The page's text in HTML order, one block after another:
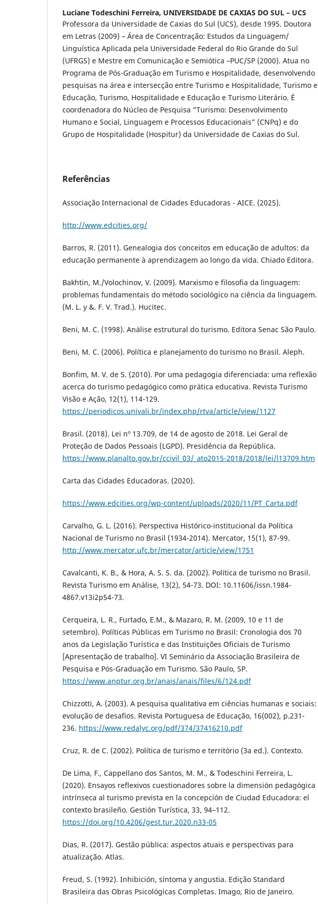
Luciane Todeschini Ferreira, UNIVERSIDADE DE CAXIAS DO SUL – UCS
Professora da Universidade de Caxias do Sul (UCS), desde 1995. Doutora
em Letras (2009) – Área de Concentração: Estudos da Linguagem/
Linguística Aplicada pela Universidade Federal do Rio Grande do Sul
(UFRGS) e Mestre em Comunicação e Semiótica –PUC/SP (2000). Atua no
Programa de Pós-Graduação em Turismo e Hospitalidade, desenvolvendo
pesquisas na área e intersecção entre Turismo e Hospitalidade, Turismo e
Educação, Turismo, Hospitalidade e Educação e Turismo Literário. É
coordenadora do Núcleo de Pesquisa “Turismo: Desenvolvimento
Humano e Social, Linguagem e Processos Educacionais” (CNPq) e do
Grupo de Hospitalidade (Hospitur) da Universidade de Caxias do Sul.
Referências
Associação Internacional de Cidades Educadoras - AICE. (2025).
http://www.edcities.org/
Barros, R. (2011). Genealogia dos conceitos em educação de adultos: da
educação permanente à aprendizagem ao longo da vida. Chiado Editora.
Bakhtin, M./Volochinov, V. (2009). Marxismo e filosofia da linguagem:
problemas fundamentais do método sociológico na ciência da linguagem.
(M. L. y &. F. V. Trad.). Hucitec.
Beni, M. C. (1998). Análise estrutural do turismo. Editora Senac São Paulo.
Beni, M. C. (2006). Política e planejamento do turismo no Brasil. Aleph.
Bonfim, M. V. de S. (2010). Por uma pedagogia diferenciada: uma reflexão
acerca do turismo pedagógico como prática educativa. Revista Turismo
Visão e Ação, 12(1), 114-129.
https://periodicos.univali.br/index.php/rtva/article/view/1127
Brasil. (2018). Lei nº 13.709, de 14 de agosto de 2018. Lei Geral de
Proteção de Dados Pessoais (LGPD). Presidência da República.
https://www.planalto.gov.br/ccivil_03/_ato2015-2018/2018/lei/l13709.htm
Carta das Cidades Educadoras. (2020).
https://www.edcities.org/wp-content/uploads/2020/11/PT_Carta.pdf
Carvalho, G. L. (2016). Perspectiva Histórico-institucional da Política
Nacional de Turismo no Brasil (1934-2014). Mercator, 15(1), 87-99.
http://www.mercator.ufc.br/mercator/article/view/1751
Cavalcanti, K. B., & Hora, A. S. S. da. (2002). Política de turismo no Brasil.
Revista Turismo em Análise, 13(2), 54-73. DOI: 10.11606/issn.1984-
4867.v13i2p54-73.
Cerqueira, L. R., Furtado, E.M., & Mazaro, R. M. (2009, 10 e 11 de
setembro). Políticas Públicas em Turismo no Brasil: Cronologia dos 70
anos da Legislação Turística e das Instituições Oficiais de Turismo
[Apresentação de trabalho]. VI Seminário da Associação Brasileira de
Pesquisa e Pós-Graduação em Turismo. São Paulo, SP.
https://www.anptur.org.br/anais/anais/files/6/124.pdf
Chizzotti, A. (2003). A pesquisa qualitativa em ciências humanas e sociais:
evolução de desafios. Revista Portuguesa de Educação, 16(002), p.231-
236. https://www.redalyc.org/pdf/374/37416210.pdf
Cruz, R. de C. (2002). Política de turismo e território (3a ed.). Contexto.
De Lima, F., Cappellano dos Santos, M. M., & Todeschini Ferreira, L.
(2020). Ensayos reflexivos cuestionadores sobre la dimensión pedagógica
intrínseca al turismo prevista en la concepción de Ciudad Educadora: el
contexto brasileño. Gestión Turística, 33, 94–112.
https://doi.org/10.4206/gest.tur.2020.n33-05
Dias, R. (2017). Gestão pública: aspectos atuais e perspectivas para
atualização. Atlas.
Freud, S. (1992). Inhibición, síntoma y angustia. Edição Standard
Brasileira das Obras Psicológicas Completas. Imago, Rio de Janeiro.